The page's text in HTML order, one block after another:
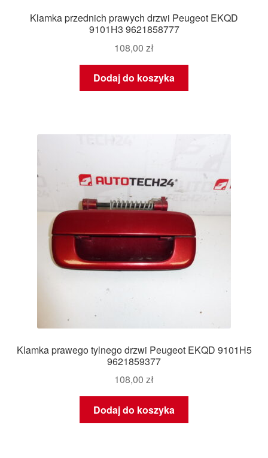
Klamka przednich prawych drzwi Peugeot EKQD
9101H3 9621858777
108,00 zł
Dodaj do koszyka
Klamka prawego tylnego drzwi Peugeot EKQD 9101H5
9621859377
108,00 zł
Dodaj do koszyka